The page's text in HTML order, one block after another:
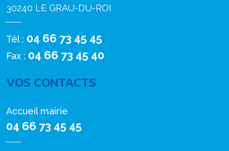
30240 LE GRAU-DU-ROI
Tél : 04 66 73 45 45
Fax : 04 66 73 45 40
VOS CONTACTS
Accueil mairie
04 66 73 45 45